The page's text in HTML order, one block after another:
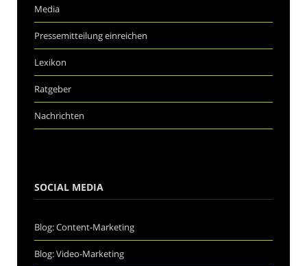
Media
Pressemitteilung einreichen
Lexikon
Ratgeber
Nachrichten
SOCIAL MEDIA
Blog: Content-Marketing
Blog: Video-Marketing